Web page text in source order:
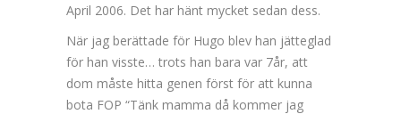
April 2006. Det har hänt mycket sedan dess.
När jag berättade för Hugo blev han jätteglad
för han visste… trots han bara var 7år, att
dom måste hitta genen först för att kunna
bota FOP “Tänk mamma då kommer jag